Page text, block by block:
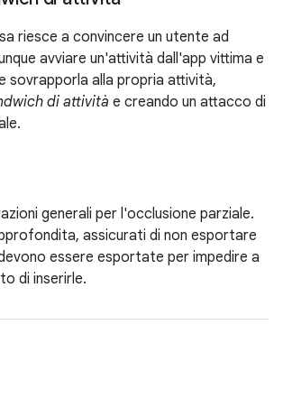
riesce a convincere un utente ad
avviare un'attività dall'app vittima e
sovrapporla alla propria attività,
di attività e creando un attacco di
generali per l'occlusione parziale.
assicurati di non esportare
essere esportate per impedire a
di inserirle.